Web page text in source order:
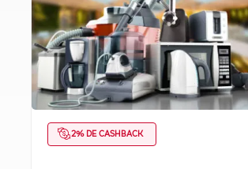
2% DE CASHBACK